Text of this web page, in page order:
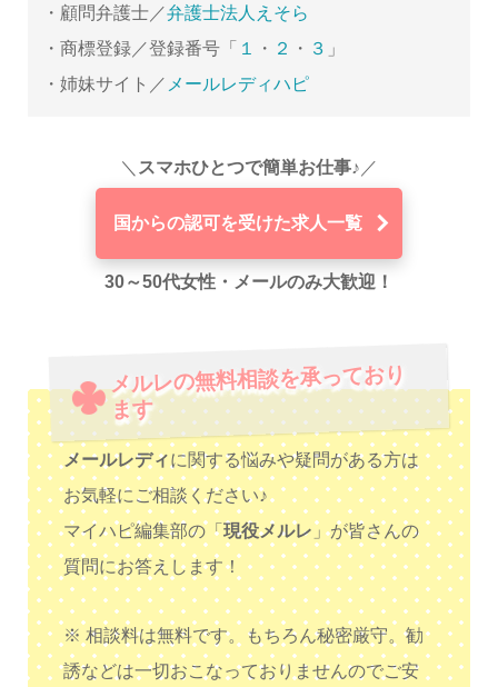
・顧問弁護士／弁護士法人えそら
・商標登録／登録番号「 １ ・ ２ ・ ３ 」
・姉妹サイト／ メールレディハピ
＼ スマホひとつで簡単お仕事♪ ／
国からの認可を受けた求人一覧
30～50代女性・メールのみ大歓迎！
メルレの無料相談を承っており
ます
メールレディに関する悩みや疑問がある方は
お気軽にご相談ください♪
マイハピ編集部の「 現役メルレ 」が皆さんの
質問にお答えします！
※ 相談料は無料です。もちろん秘密厳守。勧
誘などは一切おこなっておりませんのでご安